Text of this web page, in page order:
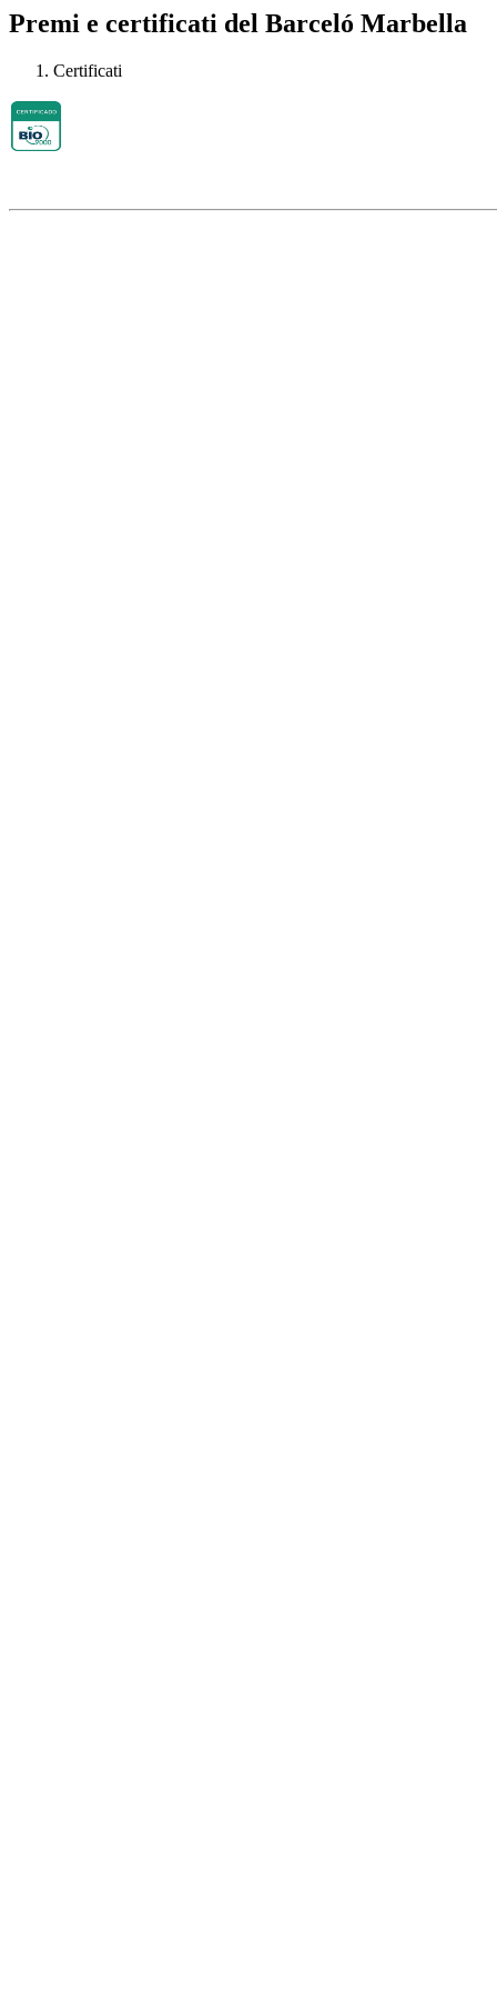
Premi e certificati del Barceló Marbella
Certificati